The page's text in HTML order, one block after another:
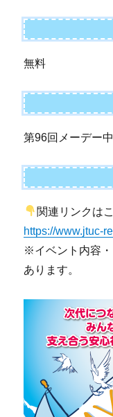
無料
第96回メーデー
関連リンクは
https://www.jtuc-
※イベント内容
あります。